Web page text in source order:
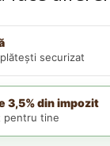
securizat
3,5% din impozit
pentru tine